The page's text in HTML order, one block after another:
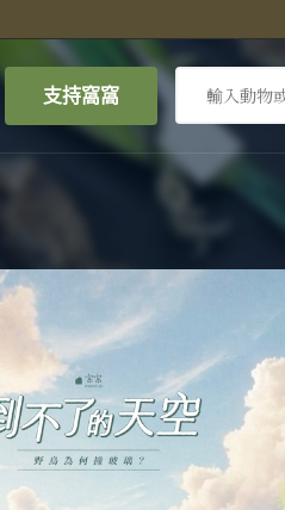
支持窩窩
搜
尋